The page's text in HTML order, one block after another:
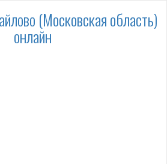
(Московская область)
онлайн